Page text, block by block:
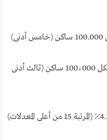
• معدل الحبس: 170 لكل 100،000 ساكن (ثالث أدنى